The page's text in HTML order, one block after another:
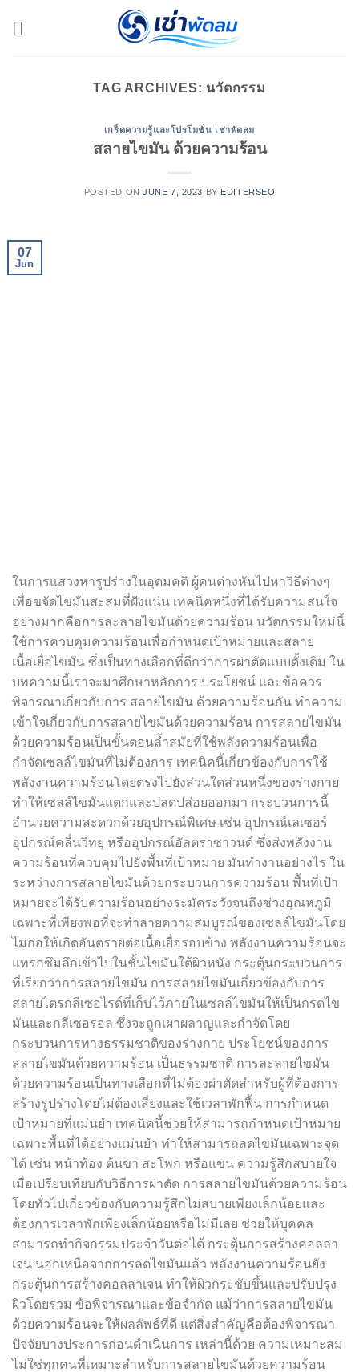
TAG ARCHIVES: นวัตกรรม
เกร็ดความรู้และโปรโมชั่น เช่าพัดลม
สลายไขมัน ด้วยความร้อน
POSTED ONJUNE 7, 2023 BY EDITERSEO
07
Jun
ในการแสวงหารูปร่างในอุดมคติ ผู้คนต่างหันไปหาวิธีต่างๆ
เพื่อขจัดไขมันสะสมที่ฝังแน่น เทคนิคหนึ่งที่ได้รับความสนใจ
อย่างมากคือการละลายไขมันด้วยความร้อน นวัตกรรมใหม่นี้
ใช้การควบคุมความร้อนเพื่อกำหนดเป้าหมายและสลาย
เนื้อเยื่อไขมัน ซึ่งเป็นทางเลือกที่ดีกว่าการผ่าตัดแบบดั้งเดิม ใน
บทความนี้เราจะมาศึกษาหลักการ ประโยชน์ และข้อควร
พิจารณาเกี่ยวกับการ สลายไขมัน ด้วยความร้อนกัน ทำความ
เข้าใจเกี่ยวกับการสลายไขมันด้วยความร้อน การสลายไขมัน
ด้วยความร้อนเป็นขั้นตอนล้ำสมัยที่ใช้พลังความร้อนเพื่อ
กำจัดเซลล์ไขมันที่ไม่ต้องการ เทคนิคนี้เกี่ยวข้องกับการใช้
พลังงานความร้อนโดยตรงไปยังส่วนใดส่วนหนึ่งของร่างกาย
ทำให้เซลล์ไขมันแตกและปลดปล่อยออกมา กระบวนการนี้
อำนวยความสะดวกด้วยอุปกรณ์พิเศษ เช่น อุปกรณ์เลเซอร์
อุปกรณ์คลื่นวิทยุ หรืออุปกรณ์อัลตราซาวนด์ ซึ่งส่งพลังงาน
ความร้อนที่ควบคุมไปยังพื้นที่เป้าหมาย มันทำงานอย่างไร ใน
ระหว่างการสลายไขมันด้วยกระบวนการความร้อน พื้นที่เป้า
หมายจะได้รับความร้อนอย่างระมัดระวังจนถึงช่วงอุณหภูมิ
เฉพาะที่เพียงพอที่จะทำลายความสมบูรณ์ของเซลล์ไขมันโดย
ไม่ก่อให้เกิดอันตรายต่อเนื้อเยื่อรอบข้าง พลังงานความร้อนจะ
แทรกซึมลึกเข้าไปในชั้นไขมันใต้ผิวหนัง กระตุ้นกระบวนการ
ที่เรียกว่าการสลายไขมัน การสลายไขมันเกี่ยวข้องกับการ
สลายไตรกลีเซอไรด์ที่เก็บไว้ภายในเซลล์ไขมันให้เป็นกรดไข
มันและกลีเซอรอล ซึ่งจะถูกเผาผลาญและกำจัดโดย
กระบวนการทางธรรมชาติของร่างกาย ประโยชน์ของการ
สลายไขมันด้วยความร้อน เป็นธรรมชาติ การละลายไขมัน
ด้วยความร้อนเป็นทางเลือกที่ไม่ต้องผ่าตัดสำหรับผู้ที่ต้องการ
สร้างรูปร่างโดยไม่ต้องเสี่ยงและใช้เวลาพักฟื้น การกำหนด
เป้าหมายที่แม่นยำ เทคนิคนี้ช่วยให้สามารถกำหนดเป้าหมาย
เฉพาะพื้นที่ได้อย่างแม่นยำ ทำให้สามารถลดไขมันเฉพาะจุด
ได้ เช่น หน้าท้อง ต้นขา สะโพก หรือแขน ความรู้สึกสบายใจ
เมื่อเปรียบเทียบกับวิธีการผ่าตัด การสลายไขมันด้วยความร้อน
โดยทั่วไปเกี่ยวข้องกับความรู้สึกไม่สบายเพียงเล็กน้อยและ
ต้องการเวลาพักเพียงเล็กน้อยหรือไม่มีเลย ช่วยให้บุคคล
สามารถทำกิจกรรมประจำวันต่อได้ กระตุ้นการสร้างคอลลา
เจน นอกเหนือจากการลดไขมันแล้ว พลังงานความร้อนยัง
กระตุ้นการสร้างคอลลาเจน ทำให้ผิวกระชับขึ้นและปรับปรุง
ผิวโดยรวม ข้อพิจารณาและข้อจำกัด แม้ว่าการสลายไขมัน
ด้วยความร้อนจะให้ผลลัพธ์ที่ดี แต่สิ่งสำคัญคือต้องพิจารณา
ปัจจัยบางประการก่อนดำเนินการ เหล่านี้ด้วย ความเหมาะสม
ไม่ใช่ทุกคนที่เหมาะสำหรับการสลายไขมันด้วยความร้อน